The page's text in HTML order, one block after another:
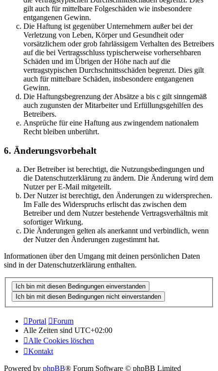
gilt auch für mittelbare Folgeschäden wie insbesondere
entgangenen Gewinn.
Die Haftung ist gegenüber Unternehmern außer bei der
Verletzung von Leben, Körper und Gesundheit oder
vorsätzlichem oder grob fahrlässigem Verhalten des Betreibers
auf die bei Vertragsschluss typischerweise vorhersehbaren
Schäden und im Übrigen der Höhe nach auf die
vertragstypischen Durchschnittsschäden begrenzt. Dies gilt
auch für mittelbare Schäden, insbesondere entgangenen
Gewinn.
Die Haftungsbegrenzung der Absätze a bis c gilt sinngemäß
auch zugunsten der Mitarbeiter und Erfüllungsgehilfen des
Betreibers.
Ansprüche für eine Haftung aus zwingendem nationalem
Recht bleiben unberührt.
6. Änderungsvorbehalt
Der Betreiber ist berechtigt, die Nutzungsbedingungen und
die Datenschutzerklärung zu ändern. Die Änderung wird dem
Nutzer per E-Mail mitgeteilt.
Der Nutzer ist berechtigt, den Änderungen zu widersprechen.
Im Falle des Widerspruchs erlischt das zwischen dem
Betreiber und dem Nutzer bestehende Vertragsverhältnis mit
sofortiger Wirkung.
Die Änderungen gelten als anerkannt und verbindlich, wenn
der Nutzer den Änderungen zugestimmt hat.
Informationen über den Umgang mit deinen persönlichen Daten
sind in der Datenschutzerklärung enthalten.
Portal
Forum
Alle Zeiten sind UTC+02:00
Alle Cookies löschen
Kontakt
Powered by phpBB® Forum Software © phpBB Limited